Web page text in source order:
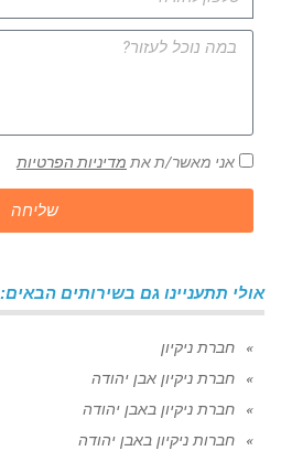
אני מאשר/ת את מדיניות הפרטיות
שליחה
אולי תתעניינו גם בשירותים הבאים:
חברת ניקיון
חברת ניקיון אבן יהודה
חברת ניקיון באבן יהודה
חברות ניקיון באבן יהודה